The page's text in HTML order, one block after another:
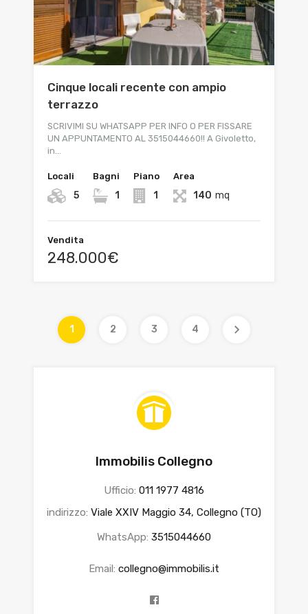
Cinque locali recente con ampio
terrazzo
SCRIVIMI SU WHATSAPP PER INFO O PER FISSARE
UN APPUNTAMENTO AL 3515044660!! A Givoletto,
in…
Locali
5
Bagni
1
Piano
1
Area
140 mq
Vendita
248.000€
1 2 3 4
Immobilis Collegno
Ufficio: 011 1977 4816
indirizzo: Viale XXIV Maggio 34, Collegno (TO)
WhatsApp: 3515044660
Email: collegno@immobilis.it